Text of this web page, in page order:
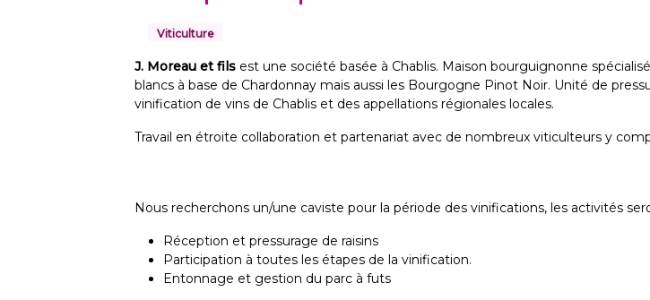
Viticulture
J. Moreau et fils est une société basée à Chablis. Maison bourguignonne
blancs à base de Chardonnay mais aussi les Bourgogne Pinot Noir. Unité de
vinification de vins de Chablis et des appellations régionales locales.
Travail en étroite collaboration et partenariat avec de nombreux viticulteurs y
Nous recherchons un/une caviste pour la période des vinifications, les activités
Réception et pressurage de raisins
Participation à toutes les étapes de la vinification.
Entonnage et gestion du parc à futs